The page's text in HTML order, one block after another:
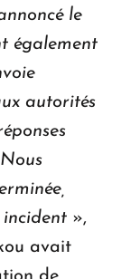
le
également
autorités
incident »,
avait